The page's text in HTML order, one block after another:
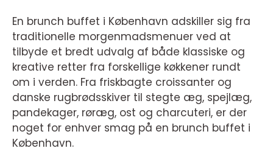
En brunch buffet i København adskiller sig fra
traditionelle morgenmadsmenuer ved at
tilbyde et bredt udvalg af både klassiske og
kreative retter fra forskellige køkkener rundt
om i verden. Fra friskbagte croissanter og
danske rugbrødsskiver til stegte æg, spejlæg,
pandekager, røræg, ost og charcuteri, er der
noget for enhver smag på en brunch buffet i
København.